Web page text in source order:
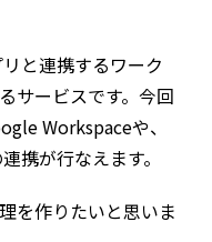
と連携するワーク
サービスです。今回
Workspaceや、
携が行なえます。
を作りたいと思いま